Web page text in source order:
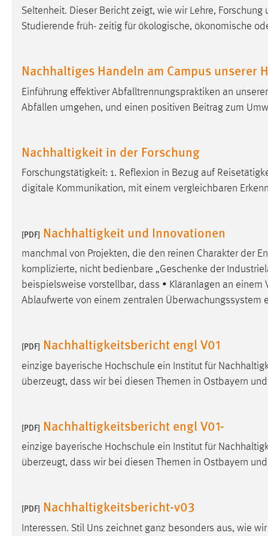
Seltenheit. Dieser Bericht zeigt, wie wir Lehre,
Studierende früh- zeitig für ökologische, ökonomische
Nachhaltiges Handeln am Campus unserer
Einführung effektiver Abfalltrennungspraktiken an
Abfällen umgehen, und einen positiven Beitrag zum
Nachhaltigkeit in der Forschung
Forschungstätigkeit: 1. Reflexion in Bezug auf
digitale Kommunikation, mit einem vergleichbaren
[PDF] Nachhaltigkeit und Innovationen
manchmal von Projekten, die den reinen Charakter der
komplizierte, nicht bedienbare „Geschenke der
beispielsweise vorstellbar, dass • Kläranlagen an einem
Ablaufwerte von einem zentralen Überwachungssystem
[PDF] Nachhaltigkeitsbericht engl V01
einzige bayerische Hochschule ein Institut für
überzeugt, dass wir bei diesen Themen in Ostbayern
[PDF] Nachhaltigkeitsbericht engl V01-
einzige bayerische Hochschule ein Institut für
überzeugt, dass wir bei diesen Themen in Ostbayern
[PDF] Nachhaltigkeitsbericht-v03
Interessen. Stil Uns zeichnet ganz besonders aus, wie
Matomo
Zweck: Zugriffsstatistik
Cookie Laufzeit: Max. 13 Monate
MARKETING
Marketing Cookies werden von Drittanbietern
verwendet, um personalisierte Werbung anzuzeigen.
Sie tun dies, indem sie Besucher über Websites
Google Ads
Name: _gcl_au
Anbieter: Google Ireland Limited
Zweck: Conversion-Tracking
Facebook Pixel
Name: _fbp
Zweck: Conversion-Tracking
Cookie Laufzeit:
EXTERNE MEDIEN